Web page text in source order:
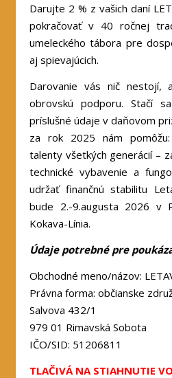
Darujte 2 % z vašich daní
pokračovať v 40 ročnej
umeleckého tábora pre
aj spievajúcich.
Darovanie vás nič nestojí,
obrovskú podporu. Stačí
príslušné údaje v daňovom
za rok 2025 nám
talenty všetkých generácií –
technické vybavenie a
udržať finančnú stabilitu
bude 2.-9.augusta 2026 v
Kokava-Línia.
Údaje potrebné pre
Obchodné meno/názov:
Právna forma: občianske
Salvova 432/1
979 01 Rimavská Sobota
IČO/SID: 51206811
TLAČIVÁ NA STIAHNUTIE